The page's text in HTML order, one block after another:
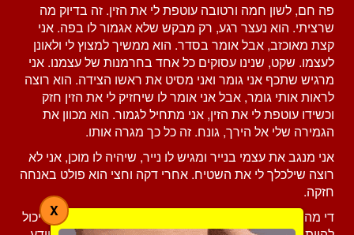
פה חם, לשון חמה ורטובה עוטפת לי את הזין. זה בדיוק מה
שרציתי. הוא נעצר רגע, רק מבקש שלא אגמור לו בפה. אני
קצת מאוכזב, אבל אומר בסדר. הוא ממשיך למצוץ לי ולאונן
לעצמו. שקט, שנינו עסוקים כל אחד בחרמנות של עצמנו. אני
מרגיש שתכף אני גומר ואני מסיט את ראשו הצידה. הוא רוצה
לראות אותי גומר, אבל אני אומר לו שיחזיק לי את הזין חזק
וכשידו עוטפת לי את הזין, אני מתחיל לגמור. הוא מכוון את
הגמירה שלי אל הירך, גונח. זה כל כך מגרה אותו.
אני מנגב את עצמי בנייר ומגיש לו נייר, שיהיה לו מוכן, אני לא
רוצה שילכלך לי את השטיח. אחרי דקה וחצי הוא פולט באנחה
חזקה.
די מהר הוא מתלבש, אומר לי תודה ומוסיף שמבחינתו זה יכול
X